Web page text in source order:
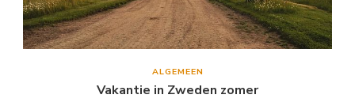
ALGEMEEN
Vakantie in Zweden zomer